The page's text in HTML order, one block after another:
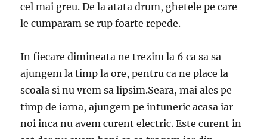
cel mai greu. De la atata drum, ghetele pe care
le cumparam se rup foarte repede.
In fiecare dimineata ne trezim la 6 ca sa sa
ajungem la timp la ore, pentru ca ne place la
scoala si nu vrem sa lipsim.Seara, mai ales pe
timp de iarna, ajungem pe intuneric acasa iar
noi inca nu avem curent electric. Este curent in